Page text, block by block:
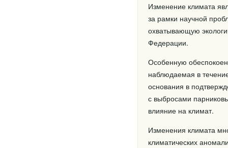
Изменение климата
за рамки научной
охватывающую
Федерации.
Особенную
наблюдаемая в
основания в
с выбросами
влияние на климат.
Изменения климата
климатических